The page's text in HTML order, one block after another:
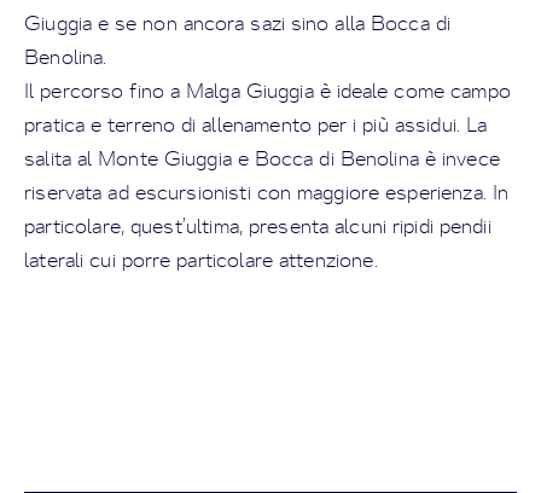
Giuggia e se non ancora sazi sino alla Bocca di
Benolina.
Il percorso fino a Malga Giuggia è ideale come campo
pratica e terreno di allenamento per i più assidui. La
salita al Monte Giuggia e Bocca di Benolina è invece
riservata ad escursionisti con maggiore esperienza. In
particolare, quest’ultima, presenta alcuni ripidi pendii
laterali cui porre particolare attenzione.